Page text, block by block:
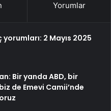
Yorumlar
2 Mayıs 2025
Bir yanda ABD, bir
de Emevi Camii’nde